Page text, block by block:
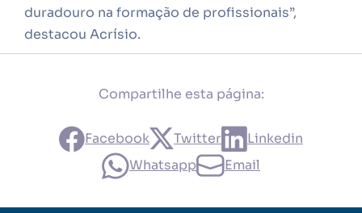
duradouro na formação de profissionais”,
destacou Acrísio.
Compartilhe esta página:
Facebook Twitter
Linkedin
Whatsapp
Email